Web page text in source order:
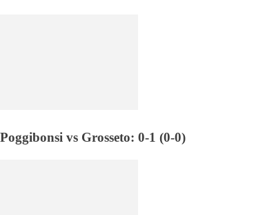
Poggibonsi vs Grosseto: 0-1 (0-0)